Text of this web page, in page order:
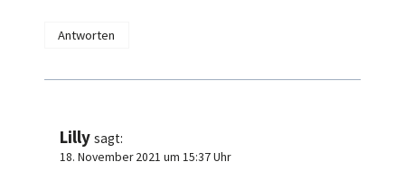
Antworten
Lilly sagt:
18. November 2021 um 15:37 Uhr